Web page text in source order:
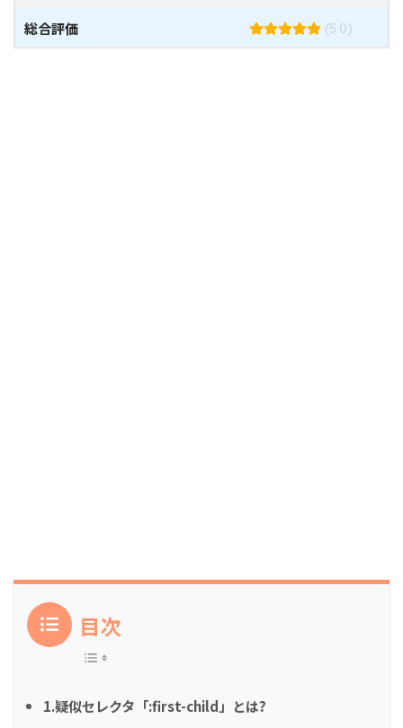
総合評価 (5.0)
目次
1.疑似セレクタ「:first-child」とは?